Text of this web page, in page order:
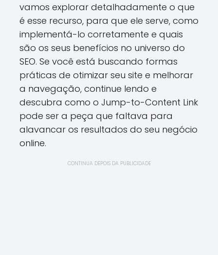
vamos explorar detalhadamente o que
é esse recurso, para que ele serve, como
implementá-lo corretamente e quais
são os seus benefícios no universo do
SEO. Se você está buscando formas
práticas de otimizar seu site e melhorar
a navegação, continue lendo e
descubra como o Jump-to-Content Link
pode ser a peça que faltava para
alavancar os resultados do seu negócio
online.
CONTINUA DEPOIS DA PUBLICIDADE